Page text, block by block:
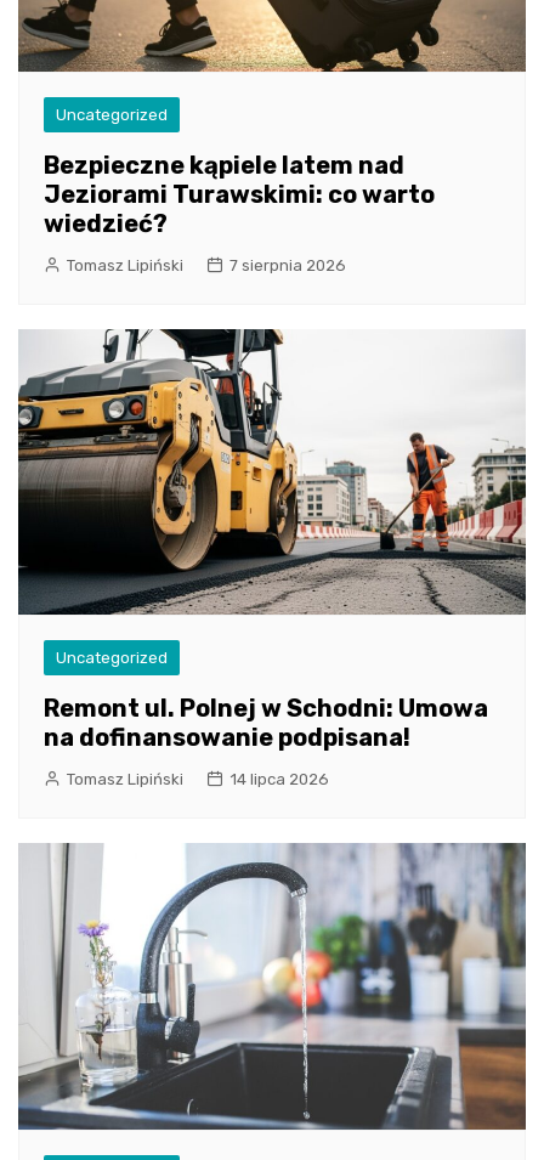
Uncategorized
Bezpieczne kąpiele latem nad
Jeziorami Turawskimi: co warto
wiedzieć?
Tomasz Lipiński 7 sierpnia 2026
Uncategorized
Remont ul. Polnej w Schodni: Umowa
na dofinansowanie podpisana!
Tomasz Lipiński 14 lipca 2026